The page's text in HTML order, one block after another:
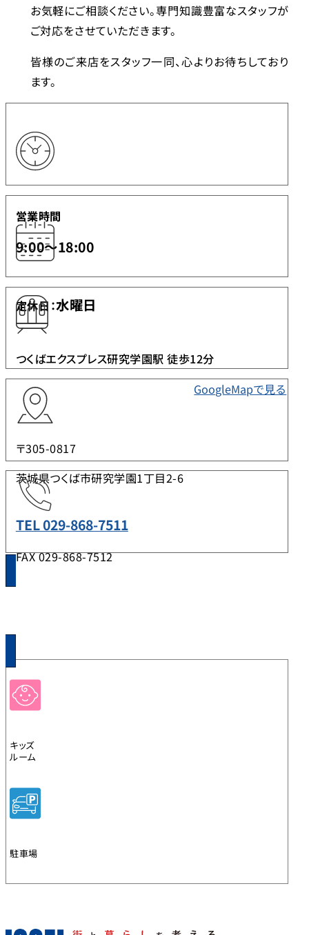
お気軽にご相談ください。専門知識豊富なスタッフが
ご対応をさせていただきます。
皆様のご来店をスタッフ一同、心よりお待ちしており
ます。
営業時間
9:00〜18:00
定休日：水曜日
つくばエクスプレス研究学園駅 徒歩12分
〒305-0817
茨城県つくば市研究学園1丁目2-6
GoogleMapで見る
TEL 029-868-7511
FAX 029-868-7512
キッズ
ルーム
駐車場